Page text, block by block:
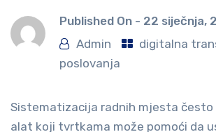
Published On - 22 siječnja,
Admin
digitalna
poslovanja
Sistematizacija radnih mjesta često
alat koji tvrtkama može pomoći da